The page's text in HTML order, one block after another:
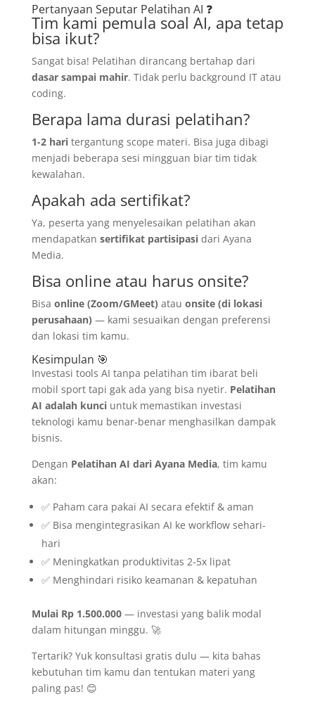
Pertanyaan Seputar Pelatihan AI ❓
Tim kami pemula soal AI, apa tetap
bisa ikut?
Sangat bisa! Pelatihan dirancang bertahap dari
dasar sampai mahir. Tidak perlu background IT atau
coding.
Berapa lama durasi pelatihan?
1-2 haritergantung scope materi. Bisa juga dibagi
menjadi beberapa sesi mingguan biar tim tidak
kewalahan.
Apakah ada sertifikat?
Ya, peserta yang menyelesaikan pelatihan akan
mendapatkan sertifikat partisipasidari Ayana
Media.
Bisa online atau harus onsite?
Bisa online (Zoom/GMeet) atau onsite (di lokasi
perusahaan) — kami sesuaikan dengan preferensi
dan lokasi tim kamu.
Kesimpulan 🎯
Investasi tools AI tanpa pelatihan tim ibarat beli
mobil sport tapi gak ada yang bisa nyetir. Pelatihan
AI adalah kunciuntuk memastikan investasi
teknologi kamu benar-benar menghasilkan dampak
bisnis.
Dengan Pelatihan AI dari Ayana Media, tim kamu
akan:
✅ Paham cara pakai AI secara efektif & aman
✅ Bisa mengintegrasikan AI ke workflow sehari-
hari
✅ Meningkatkan produktivitas 2-5x lipat
✅ Menghindari risiko keamanan & kepatuhan
Mulai Rp 1.500.000— investasi yang balik modal
dalam hitungan minggu. 🚀
Tertarik? Yuk konsultasi gratis dulu — kita bahas
kebutuhan tim kamu dan tentukan materi yang
paling pas! 😊